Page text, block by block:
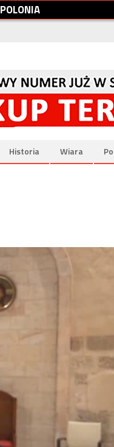
POLONIA
Historia Wiara